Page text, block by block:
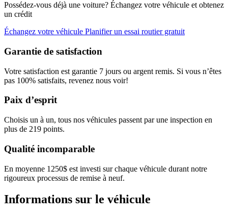
Possédez-vous déjà une voiture? Échangez votre véhicule et obtenez
un crédit
Échangez votre véhicule Planifier un essai routier gratuit
Garantie de satisfaction
Votre satisfaction est garantie 7 jours ou argent remis. Si vous n’êtes
pas 100% satisfaits, revenez nous voir!
Paix d’esprit
Choisis un à un, tous nos véhicules passent par une inspection en
plus de 219 points.
Qualité incomparable
En moyenne 1250$ est investi sur chaque véhicule durant notre
rigoureux processus de remise à neuf.
Informations sur le véhicule